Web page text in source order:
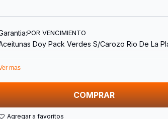
POR VENCIMIENTO
Doy Pack Verdes S/Carozo Rio De La
mas
COMPRAR